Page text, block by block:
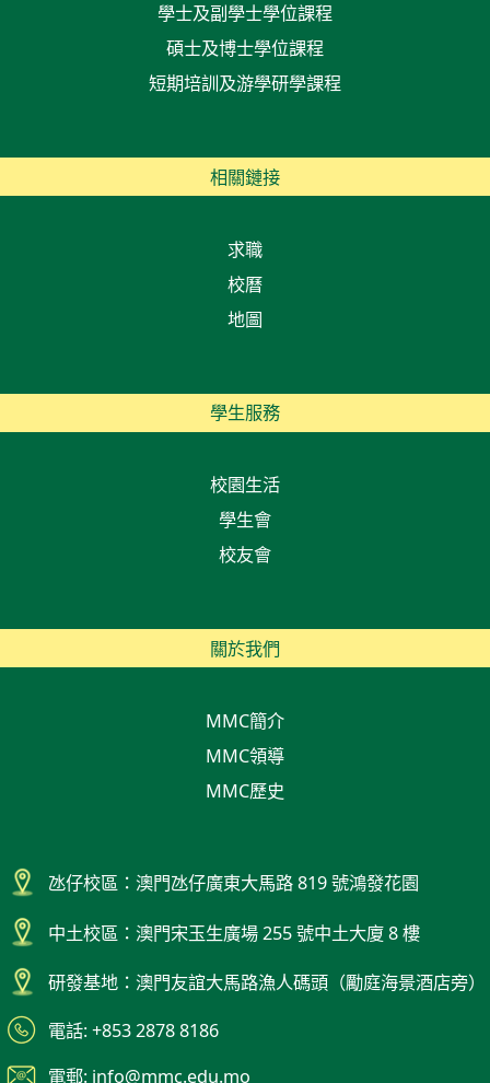
學士及副學士學位課程
碩士及博士學位課程
短期培訓及游學研學課程
相關鏈接
求職
校曆
地圖
學生服務
校園生活
學生會
校友會
關於我們
MMC簡介
MMC領導
MMC歷史
氹仔校區：澳門氹仔廣東大馬路 819 號鴻發花園
中土校區：澳門宋玉生廣場 255 號中土大廈 8 樓
研發基地：澳門友誼大馬路漁人碼頭（勵庭海景酒店旁）
電話: +853 2878 8186
電郵: info@mmc.edu.mo